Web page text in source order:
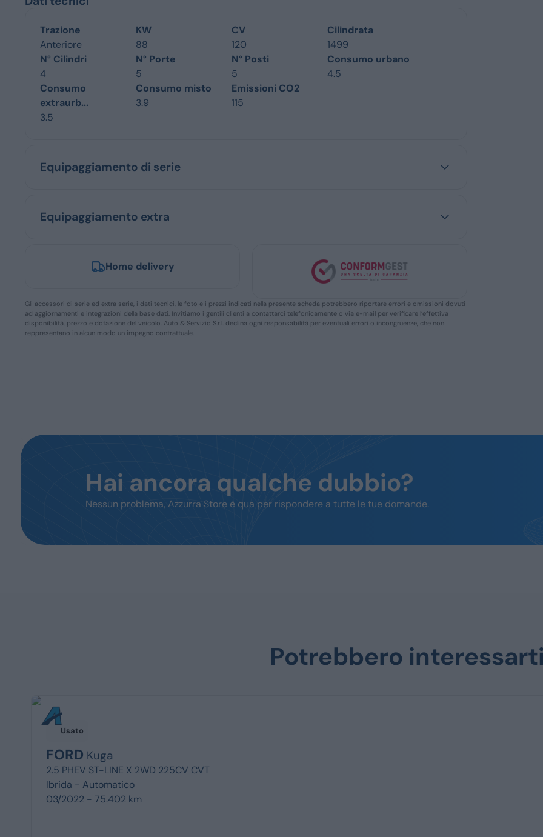
Trazione
Anteriore
KW
88
CV
120
Cilindrata
1499
N° Cilindri
4
N° Porte
5
N° Posti
5
Consumo urbano
4.5
Consumo
extraurb...
3.5
Consumo misto
3.9
Emissioni CO2
115
Equipaggiamento di serie
Equipaggiamento extra
Home delivery
Gli accessori di serie ed extra serie, i dati tecnici, le foto e i prezzi indicati nella presente scheda potrebbero riportare errori e omissioni dovuti
ad aggiornamenti e integrazioni della base dati. Invitiamo i gentili clienti a contattarci telefonicamente o via e-mail per verificare l’effettiva
disponibilità, prezzo e dotazione del veicolo. Auto & Servizio S.r.l. declina ogni responsabilità per eventuali errori o incongruenze, che non
reppresentano in alcun modo un impegno contrattuale.
Hai ancora qualche dubbio?
Nessun problema, Azzurra Store è qua per rispondere a tutte le tue domande.
Potrebbero
Usato
FORD Kuga
2.5 PHEV ST-LINE X 2WD 225CV CVT
Ibrida - Automatico
03/2022 - 75.402 km